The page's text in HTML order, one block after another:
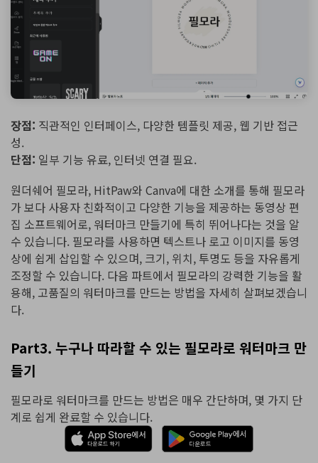
장점: 직관적인 인터페이스, 다양한 템플릿 제공, 웹 기반 접근
성.
단점: 일부 기능 유료, 인터넷 연결 필요.
원더쉐어 필모라, HitPaw와 Canva에 대한 소개를 통해 필모라
가 보다 사용자 친화적이고 다양한 기능을 제공하는 동영상 편
집 소프트웨어로, 워터마크 만들기에 특히 뛰어나다는 것을 알
수 있습니다. 필모라를 사용하면 텍스트나 로고 이미지를 동영
상에 쉽게 삽입할 수 있으며, 크기, 위치, 투명도 등을 자유롭게
조정할 수 있습니다. 다음 파트에서 필모라의 강력한 기능을 활
용해, 고품질의 워터마크를 만드는 방법을 자세히 살펴보겠습니
다.
Part3. 누구나 따라할 수 있는 필모라로 워터마크 만
들기
필모라로 워터마크를 만드는 방법은 매우 간단하며, 몇 가지 단
계로 쉽게 완료할 수 있습니다.